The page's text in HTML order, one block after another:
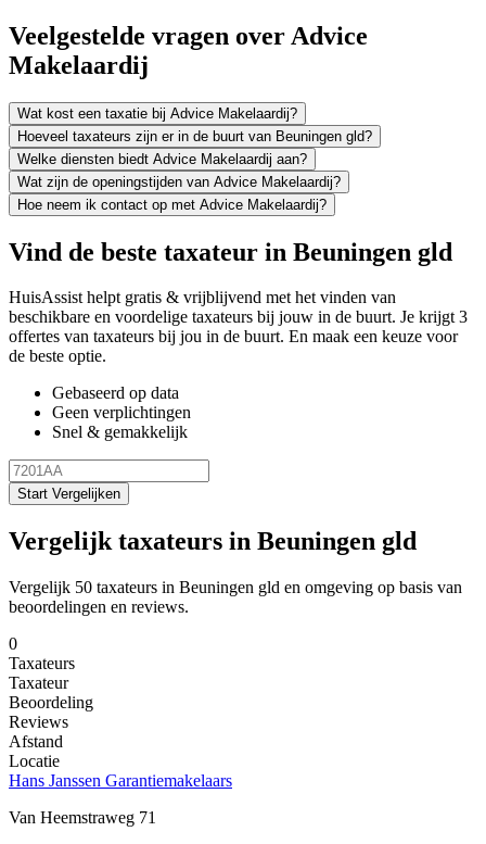
Veelgestelde vragen over Advice
Makelaardij
Wat kost een taxatie bij Advice Makelaardij?
Hoeveel taxateurs zijn er in de buurt van Beuningen gld?
Welke diensten biedt Advice Makelaardij aan?
Wat zijn de openingstijden van Advice Makelaardij?
Hoe neem ik contact op met Advice Makelaardij?
Vind de beste taxateur in Beuningen gld
HuisAssist helpt gratis & vrijblijvend met het vinden van
beschikbare en voordelige taxateurs bij jouw in de buurt. Je krijgt 3
offertes van taxateurs bij jou in de buurt. En maak een keuze voor
de beste optie.
Gebaseerd op data
Geen verplichtingen
Snel & gemakkelijk
Start Vergelijken
Vergelijk taxateurs in Beuningen gld
Vergelijk 50 taxateurs in Beuningen gld en omgeving op basis van
beoordelingen en reviews.
0
Taxateurs
Taxateur
Beoordeling
Reviews
Afstand
Locatie
Hans Janssen Garantiemakelaars
Van Heemstraweg 71